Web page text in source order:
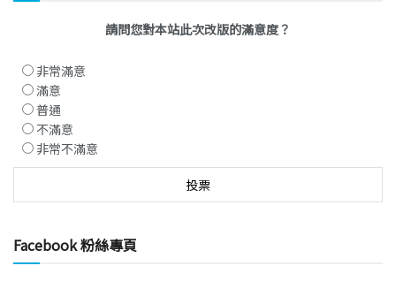
請問您對本站此次改版的滿意度？
非常滿意
滿意
普通
不滿意
非常不滿意
Facebook 粉絲專頁